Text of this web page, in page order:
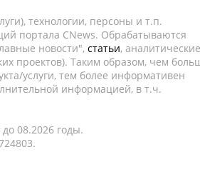
технологии, персоны и т.п.
портала CNews. Обрабатываются
новости", статьи, аналитические
проектов). Таким образом, чем
услуги, тем более информативен
информацией, в т.ч.
08.2026 годы.